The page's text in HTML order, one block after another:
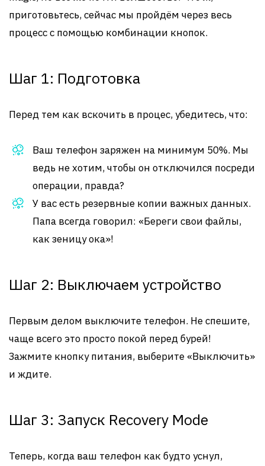
приготовьтесь, сейчас мы пройдём через весь
процесс с помощью комбинации кнопок.
Шаг 1: Подготовка
Перед тем как вскочить в процес, убедитесь, что:
Ваш телефон заряжен на минимум 50%. Мы
ведь не хотим, чтобы он отключился посреди
операции, правда?
У вас есть резервные копии важных данных.
Папа всегда говорил: «Береги свои файлы,
как зеницу ока»!
Шаг 2: Выключаем устройство
Первым делом выключите телефон. Не спешите,
чаще всего это просто покой перед бурей!
Зажмите кнопку питания, выберите «Выключить»
и ждите.
Шаг 3: Запуск Recovery Mode
Теперь, когда ваш телефон как будто уснул,